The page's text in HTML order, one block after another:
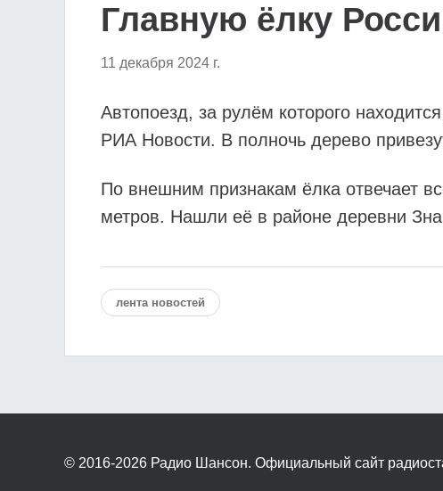
Главную ёлку
11 декабря 2024 г.
Автопоезд, за рулём которого
РИА Новости. В полночь дерево
По внешним признакам ёлка отвечает
метров. Нашли её в районе деревни
лента новостей
© 2016-2026 Радио Шансон. Официальный сайт